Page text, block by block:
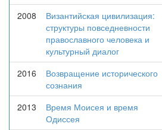
2008
Византийская цивилизация:
структуры повседневности
православного человека и
культурный диалог
2016
Возвращение исторического
сознания
2013
Время Моисея и время
Одиссея